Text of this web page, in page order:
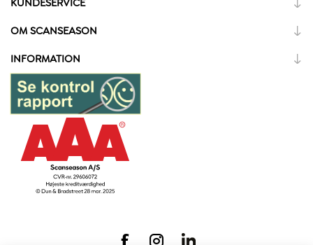
OM SCANSEASON
INFORMATION